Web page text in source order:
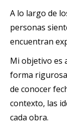
A lo largo de
personas
encuentran
Mi objetivo es
forma
de conocer
contexto, las
cada obra.